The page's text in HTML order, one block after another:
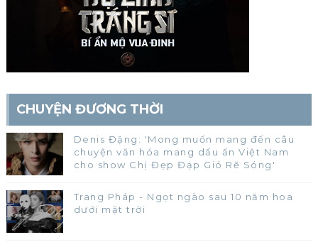
CHUYỆN ĐƯƠNG THỜI
Denis Đặng: 'Mong muốn mang đến câu
chuyện văn hóa mang dấu ấn Việt Nam
cho show Chị Đẹp Đạp Gió Rẽ Sóng'
Trang Pháp - Ngọt ngào sau 10 năm hoa
dưới mặt trời